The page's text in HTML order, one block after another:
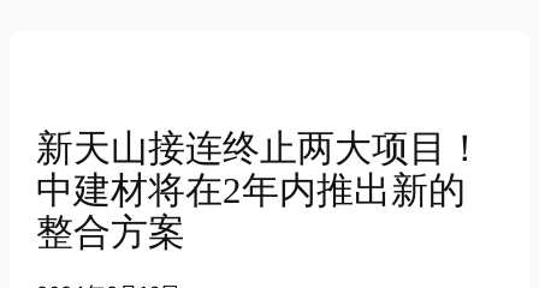
新天山接连终止两大项目！
中建材将在2年内推出新的
整合方案